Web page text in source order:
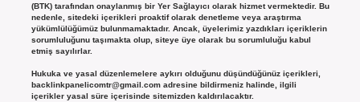
(BTK) tarafından onaylanmış bir Yer Sağlayıcı olarak hizmet vermektedir. Bu
nedenle, sitedeki içerikleri proaktif olarak denetleme veya araştırma
yükümlülüğümüz bulunmamaktadır. Ancak, üyelerimiz yazdıkları içeriklerin
sorumluluğunu taşımakta olup, siteye üye olarak bu sorumluluğu kabul
etmiş sayılırlar.
Hukuka ve yasal düzenlemelere aykırı olduğunu düşündüğünüz içerikleri,
backlinkpanelicomtr@gmail.comadresine bildirmeniz halinde, ilgili
içerikler yasal süre içerisinde sitemizden kaldırılacaktır.